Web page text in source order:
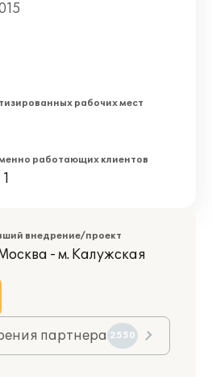
рабочих мест
работающих клиентов
внедрение/проект
- м. Калужская
партнера 2550